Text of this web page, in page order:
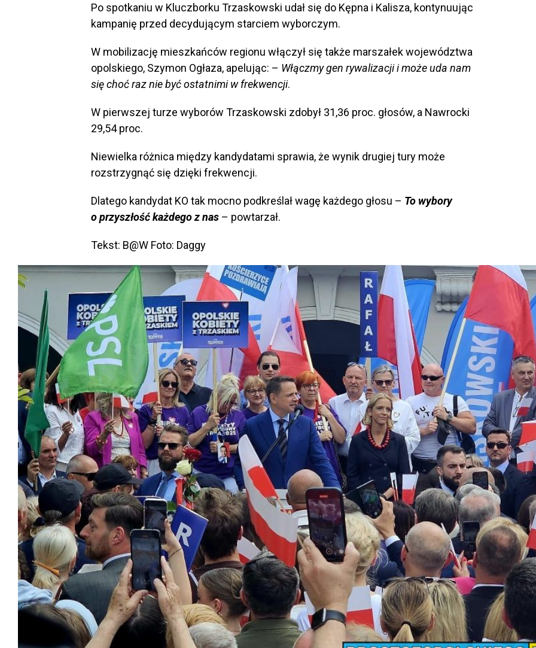
Po spotkaniu w Kluczborku Trzaskowski udał się do Kępna i Kalisza, kontynuując
kampanię przed decydującym starciem wyborczym.
W mobilizację mieszkańców regionu włączył się także marszałek województwa
opolskiego, Szymon Ogłaza, apelując: – Włączmy gen rywalizacji i może uda nam
się choć raz nie być ostatnimi w frekwencji.
W pierwszej turze wyborów Trzaskowski zdobył 31,36 proc. głosów, a Nawrocki
29,54 proc.
Niewielka różnica między kandydatami sprawia, że wynik drugiej tury może
rozstrzygnąć się dzięki frekwencji.
Dlatego kandydat KO tak mocno podkreślał wagę każdego głosu – To wybory
o przyszłość każdego z nas – powtarzał.
Tekst: B@W Foto: Daggy